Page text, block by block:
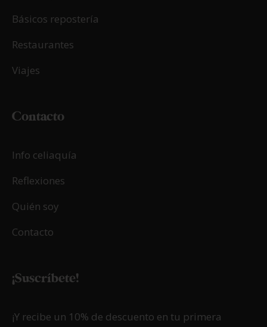
Básicos repostería
Restaurantes
Viajes
Contacto
Info celiaquía
Reflexiones
Quién soy
Contacto
¡Suscríbete!
¡Y recibe un 10% de descuento en tu primera